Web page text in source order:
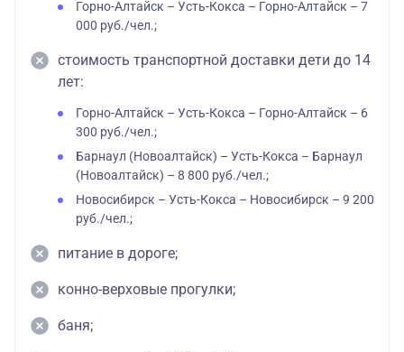
Горно-Алтайск – Усть-Кокса – Горно-Алтайск – 7
000 руб./чел.;
стоимость транспортной доставки дети до 14
лет:
Горно-Алтайск – Усть-Кокса – Горно-Алтайск – 6
300 руб./чел.;
Барнаул (Новоалтайск) – Усть-Кокса – Барнаул
(Новоалтайск) – 8 800 руб./чел.;
Новосибирск – Усть-Кокса – Новосибирск – 9 200
руб./чел.;
питание в дороге;
конно-верховые прогулки;
баня;